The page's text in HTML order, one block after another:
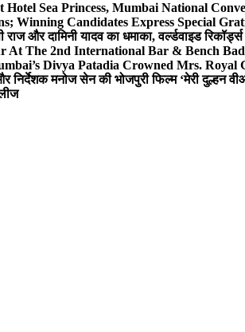
Sea Princess, Mumbai National
Winning Candidates Express Special
राज और दामिनी यादव का धमाका, वर्ल्डवाइड
At The 2nd International Bar & Bench
Divya Patadia Crowned Mrs. Royal
और निर्देशक मनोज सेन की भोजपुरी फिल्म ‘मेरी दुल्हन